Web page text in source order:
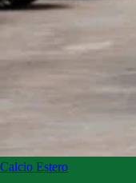
Calcio Estero